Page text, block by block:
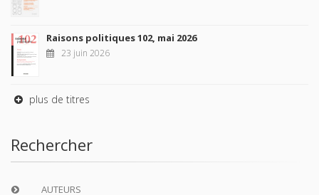
Raisons politiques 102, mai 2026
23 juin 2026
plus de titres
Rechercher
AUTEURS